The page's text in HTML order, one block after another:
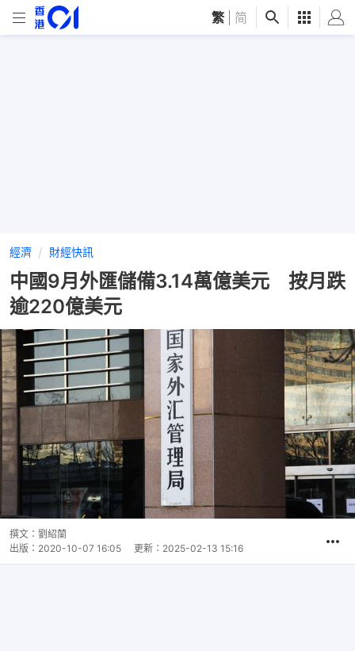
繁 简
經濟 財經快訊
中國9月外匯儲備3.14萬億美元 按月跌
逾220億美元
撰文： 劉紹蘭
出版： 2020-10-07 16:05 更新： 2025-02-13 15:16